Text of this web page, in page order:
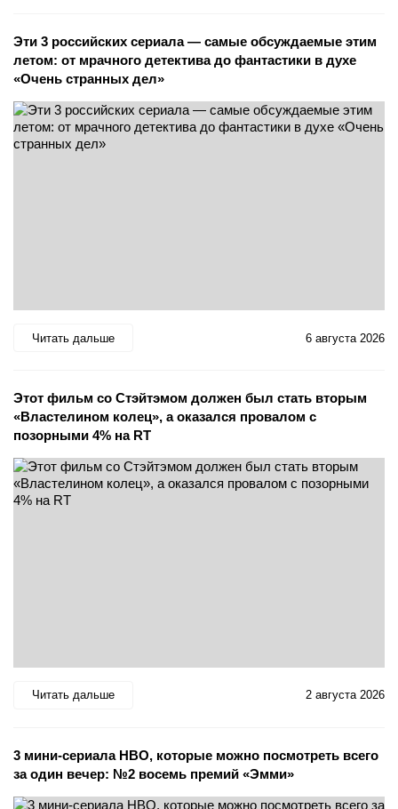
Эти 3 российских сериала — самые обсуждаемые этим
летом: от мрачного детектива до фантастики в духе
«Очень странных дел»
Читать дальше 6 августа 2026
Этот фильм со Стэйтэмом должен был стать вторым
«Властелином колец», а оказался провалом с
позорными 4% на RT
Читать дальше 2 августа 2026
3 мини-сериала HBO, которые можно посмотреть всего
за один вечер: №2 восемь премий «Эмми»